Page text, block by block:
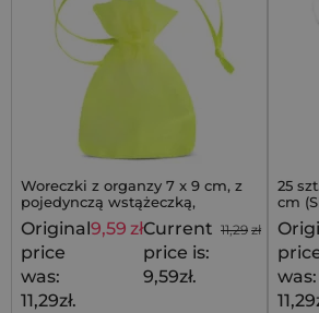
Woreczki z organzy 7 x 9 cm, z
pojedynczą wstążeczką,
zaciągane na jedną stronę, 25
szt
11,29 zł
Original
price
was:
11,29zł.
9,59 złCurrent
price is:
9,59zł.
25
cm
was: